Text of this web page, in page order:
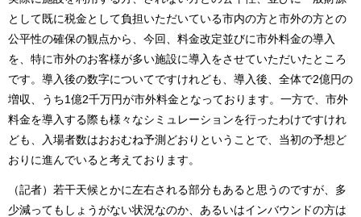
として既に税金として負担いただいている市内の方と市外の方との
公平性の確保の観点から、今回、料金改定並びに市外料金の導入
を、特に市外のお客様が多い施設に導入をさせていただいたところ
です。導入後の数字についてですけれども、導入後、全体で2億円の
増収、うち1億2千万円が市外料金となっております。一方で、市外
料金を導入する際も様々なシミュレーションを行ったわけですけれ
ども、入場者数はおおむね予測どおりということで、当初の予想ど
おりに進んでいると考えております。
（記者）若干天候とかに左右される部分もあると思うのですが、多
少減ってもしょうがない状況なのか、あるいはインバウンドの方は